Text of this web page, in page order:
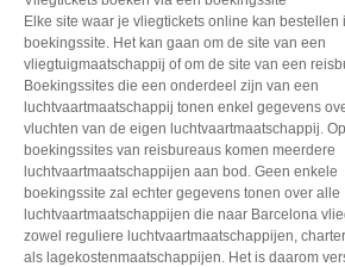
Elke site waar je vliegtickets online kan bestellen
boekingssite. Het kan gaan om de site van een
vliegtuigmaatschappij of om de site van een
Boekingssites die een onderdeel zijn van een
luchtvaartmaatschappij tonen enkel gegevens
vluchten van de eigen luchtvaartmaatschappij. Op
boekingssites van reisbureaus komen meerdere
luchtvaartmaatschappijen aan bod. Geen enkele
boekingssite zal echter gegevens tonen over alle
luchtvaartmaatschappijen die naar Barcelona
zowel reguliere luchtvaartmaatschappijen,
als lagekostenmaatschappijen. Het is daarom